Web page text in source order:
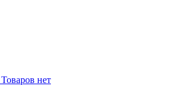
Товаров нет